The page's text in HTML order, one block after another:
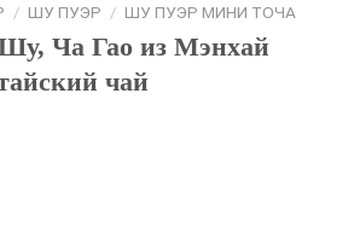
/ ШУ ПУЭР / ШУ ПУЭР МИНИ ТОЧА
Ча Гао из Мэнхай
чай